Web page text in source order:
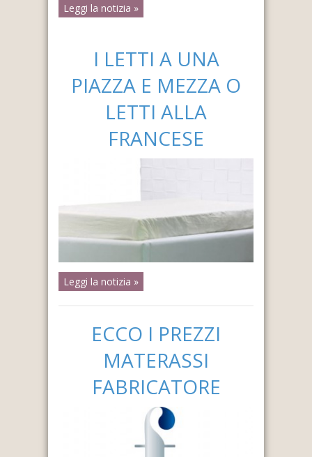
Leggi la notizia »
I LETTI A UNA
PIAZZA E MEZZA O
LETTI ALLA
FRANCESE
Leggi la notizia »
ECCO I PREZZI
MATERASSI
FABRICATORE